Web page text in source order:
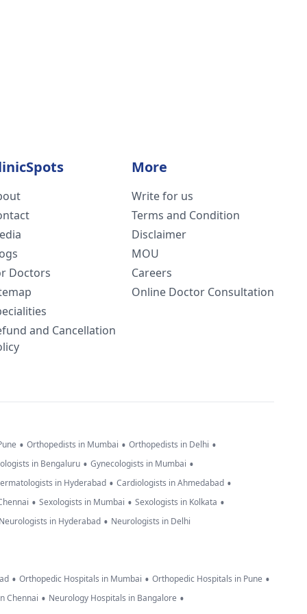
Doctors
and Cancellation
More
Write for us
Terms and Condition
Disclaimer
MOU
Careers
Online Doctor Consultation
• Orthopedists in Mumbai • Orthopedists in Delhi •
in Bengaluru • Gynecologists in Mumbai •
in Hyderabad • Cardiologists in Ahmedabad •
• Sexologists in Mumbai • Sexologists in Kolkata •
Neurologists in Hyderabad • Neurologists in Delhi
• Orthopedic Hospitals in Mumbai • Orthopedic Hospitals in Pune •
Chennai • Neurology Hospitals in Bangalore •